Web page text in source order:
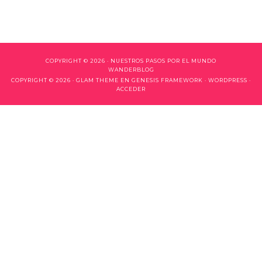
COPYRIGHT © 2026 · NUESTROS PASOS POR EL MUNDO
WANDERBLOG
COPYRIGHT © 2026 · GLAM THEME EN GENESIS FRAMEWORK · WORDPRESS ·
ACCEDER